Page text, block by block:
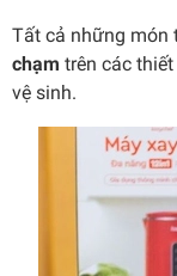
Tất cả những món
chạm trên các
vệ sinh.